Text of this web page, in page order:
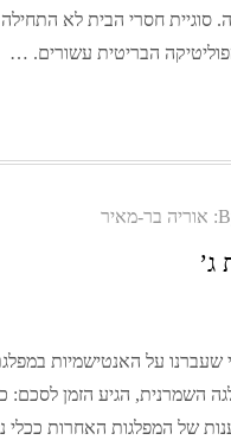
סוגיית חסרי הבית לא
הבריטית עשורים. …
אוריה בר-מאיר
ג’
על האנטישמיות
השמרנית, הגיע הזמן לסכם:
של המפלגות האחרות ככלי